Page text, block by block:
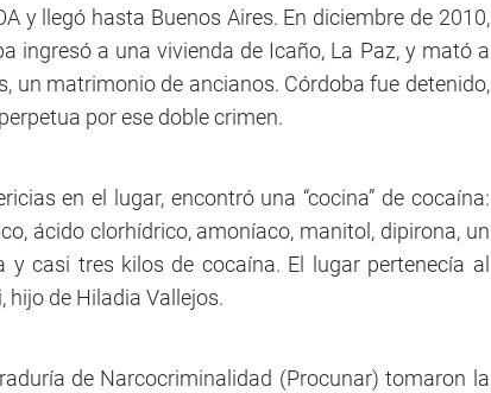
y llegó hasta Buenos Aires. En diciembre de 2010,
ingresó a una vivienda de Icaño, La Paz, y mató a
un matrimonio de ancianos. Córdoba fue detenido,
por ese doble crimen.
en el lugar, encontró una “cocina” de cocaína:
ácido clorhídrico, amoníaco, manitol, dipirona, un
y casi tres kilos de cocaína. El lugar pertenecía al
hijo de Hiladia Vallejos.
de Narcocriminalidad (Procunar) tomaron la